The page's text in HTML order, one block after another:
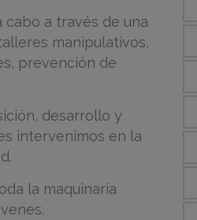
cabo a través de una
manipulativos,
prevención de
desarrollo y
intervenimos en la
la maquinaria